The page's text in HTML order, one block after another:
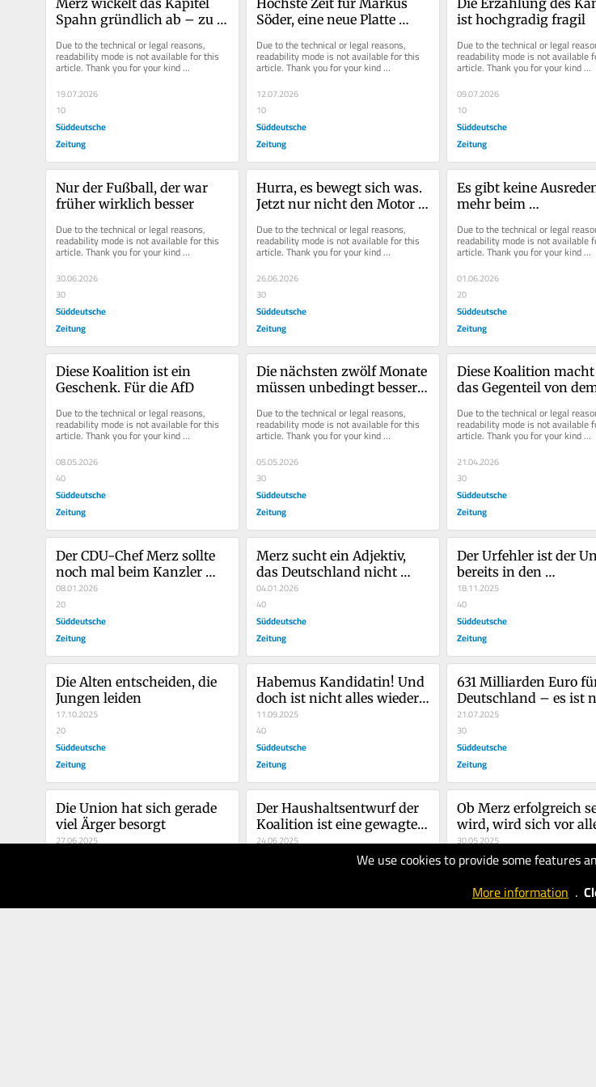
We use cookies to provide some features
More information .
Spahn gründlich ab – zu
Due to the technical or legal reasons,
readability mode is not available for this
article. Thank you for your kind
understanding.
19.07.2026
10
Süddeutsche
Zeitung
Söder, eine neue Platte
Due to the technical or legal reasons,
readability mode is not available for this
article. Thank you for your kind
understanding.
12.07.2026
10
Süddeutsche
Zeitung
ist hochgradig fragil
Due to the technical or legal
readability mode is not available
article. Thank you for your kind
understanding.
09.07.2026
10
Süddeutsche
Zeitung
Nur der Fußball, der war
früher wirklich besser
Due to the technical or legal reasons,
readability mode is not available for this
article. Thank you for your kind
understanding.
30.06.2026
30
Süddeutsche
Zeitung
Hurra, es bewegt sich was.
Jetzt nur nicht den Motor
Due to the technical or legal reasons,
readability mode is not available for this
article. Thank you for your kind
understanding.
26.06.2026
30
Süddeutsche
Zeitung
Es gibt keine
mehr beim
Due to the technical or legal
readability mode is not available
article. Thank you for your kind
understanding.
01.06.2026
20
Süddeutsche
Zeitung
Diese Koalition ist ein
Geschenk. Für die AfD
Due to the technical or legal reasons,
readability mode is not available for this
article. Thank you for your kind
understanding.
08.05.2026
40
Süddeutsche
Zeitung
Die nächsten zwölf Monate
müssen unbedingt besser
Due to the technical or legal reasons,
readability mode is not available for this
article. Thank you for your kind
understanding.
05.05.2026
30
Süddeutsche
Zeitung
Diese Koalition
das Gegenteil von
Due to the technical or legal
readability mode is not available
article. Thank you for your kind
understanding.
21.04.2026
30
Süddeutsche
Zeitung
Der CDU-Chef Merz sollte
noch mal beim Kanzler
Merz nachfragen
08.01.2026
20
Süddeutsche
Zeitung
Merz sucht ein Adjektiv,
das Deutschland nicht
schadet
04.01.2026
40
Süddeutsche
Zeitung
Der Urfehler ist der
bereits in den
passiert
18.11.2025
40
Süddeutsche
Zeitung
Die Alten entscheiden, die
Jungen leiden
17.10.2025
20
Süddeutsche
Zeitung
Habemus Kandidatin! Und
doch ist nicht alles wieder
gut zwischen Union und
SPD
11.09.2025
40
Süddeutsche
Zeitung
631 Milliarden Euro
Deutschland – es ist
alles nur hoffnungslos
21.07.2025
30
Süddeutsche
Zeitung
Die Union hat sich gerade
viel Ärger besorgt
27.06.2025
Der Haushaltsentwurf der
Koalition ist eine gewagte
Wette auf die Zukunft
24.06.2025
Ob Merz erfolgreich
wird, wird sich vor
der Innenpolitik
entscheiden
30.05.2025
30
Süddeutsche
Zeitung